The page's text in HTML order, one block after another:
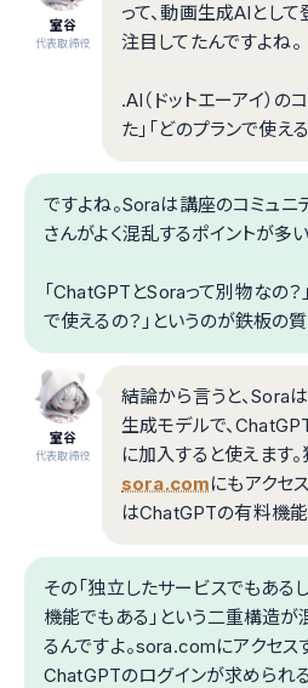
室谷
代表取締役
って、動画生成AIとし
注目してたんですよね。
.AI（ドットエーアイ）の
た」「どのプランで使え
ですよね。Soraは講座のコミュニ
さんがよく混乱するポイントが多
「ChatGPTとSoraって別物なの？
で使えるの？」というのが鉄板の質
室谷
代表取締役
結論から言うと、Sora
生成モデルで、
に加入すると使えます
sora.comにもアクセ
はChatGPTの有料機能
その「独立したサービスでもある
機能でもある」という二重構造が
るんですよ。sora.comにアクセス
ChatGPTのログインが求められ